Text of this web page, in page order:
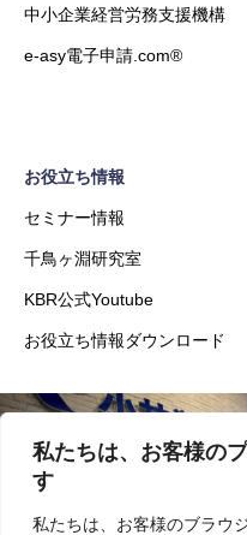
私たちは、お客様の
す
私たちは、お客様のブラウ
中小企業経営労務支援機構
e-asy電子申請.com®
お役立ち情報
セミナー情報
千鳥ヶ淵研究室
KBR公式Youtube
お役立ち情報ダウンロード
会社概要